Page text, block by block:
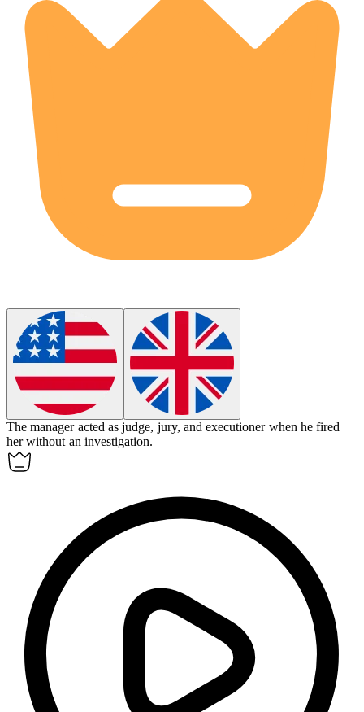
The manager acted as judge, jury, and executioner when he fired
her without an investigation.